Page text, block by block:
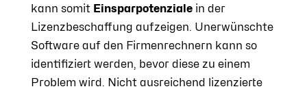
kann somit Einsparpotenziale in der
Lizenzbeschaffung aufzeigen. Unerwünschte
Software auf den Firmenrechnern kann so
identifiziert werden, bevor diese zu einem
Problem wird. Nicht ausreichend lizenzierte